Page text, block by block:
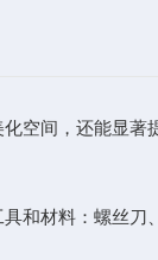
空间，还能显著
材料：螺丝刀